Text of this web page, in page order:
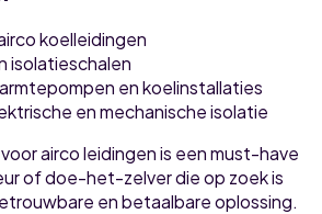
koelleidingen
isolatieschalen
en koelinstallaties
en mechanische isolatie
airco leidingen is een must-have
of doe-het-zelver die op zoek is
en betaalbare oplossing.